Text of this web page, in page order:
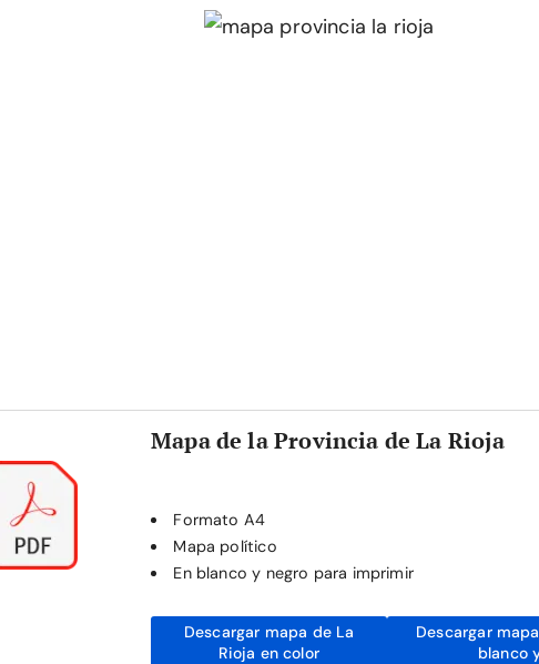
Mapa de la Provincia de La Rioja
Formato A4
Mapa político
En blanco y negro para imprimir
Descargar mapa de La
Rioja en color
Descargar
blanco